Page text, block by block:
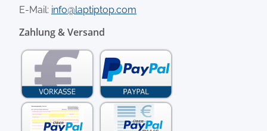
E-Mail: info@laptiptop.com
Zahlung & Versand